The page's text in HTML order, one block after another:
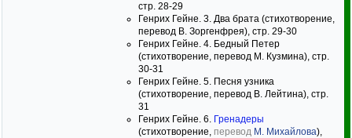
стр. 28-29
Генрих Гейне. 3. Два брата (стихотворение,
перевод В. Зоргенфрея), стр. 29-30
Генрих Гейне. 4. Бедный Петер
(стихотворение, перевод М. Кузмина), стр.
30-31
Генрих Гейне. 5. Песня узника
(стихотворение, перевод В. Лейтина), стр.
31
Генрих Гейне. 6. Гренадеры
(стихотворение, перевод М. Михайлова),